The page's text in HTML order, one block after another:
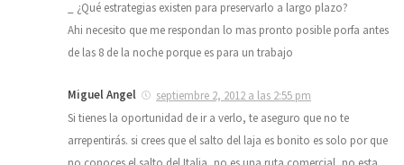
_ ¿Qué estrategias existen para preservarlo a largo plazo?
Ahi necesito que me respondan lo mas pronto posible porfa antes
de las 8 de la noche porque es para un trabajo
Miguel Angel
septiembre 2, 2012 a las 2:55 pm
Si tienes la oportunidad de ir a verlo, te aseguro que no te
arrepentirás. si crees que el salto del laja es bonito es solo por que